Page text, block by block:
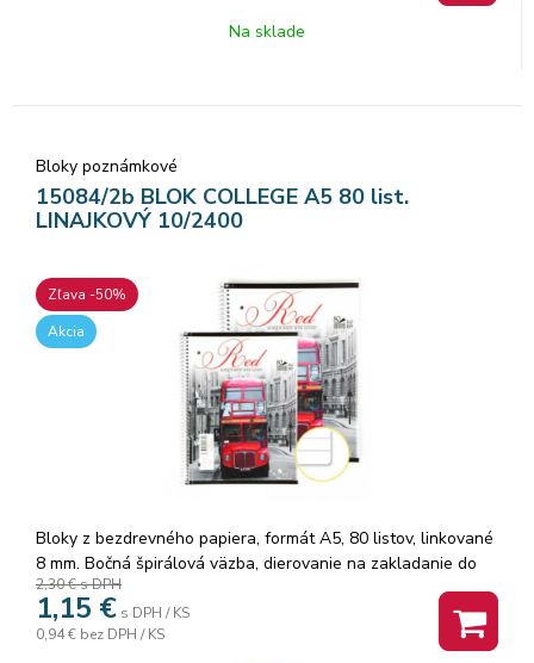
Na sklade
Bloky poznámkové
15084/2b BLOK COLLEGE A5 80 list.
LINAJKOVÝ 10/2400
Zľava -50%
Akcia
Bloky z bezdrevného papiera, formát A5, 80 listov, linkované
8 mm. Bočná špirálová väzba, dierovanie na zakladanie do
karisblokov, jednotlivé ...
2,30 €s DPH
1,15 € s DPH / KS
0,94 € bez DPH / KS